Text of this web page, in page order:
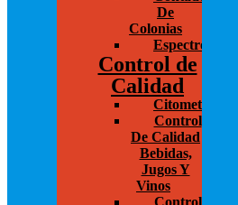
De
Colonias
Control de
Calidad
Citometría
Control
De Calidad
Bebidas,
Jugos Y
Vinos
Control